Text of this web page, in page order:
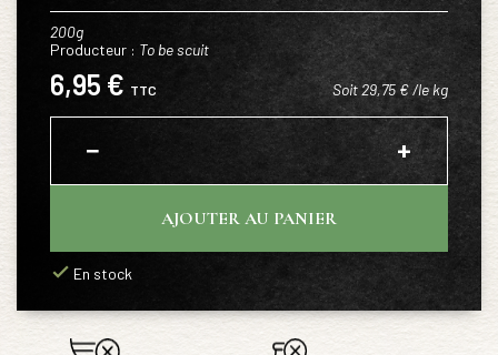
200g
Producteur : To be scuit
6,95 € TTC Soit 29,75 € /le kg
− +
AJOUTER AU PANIER
En stock